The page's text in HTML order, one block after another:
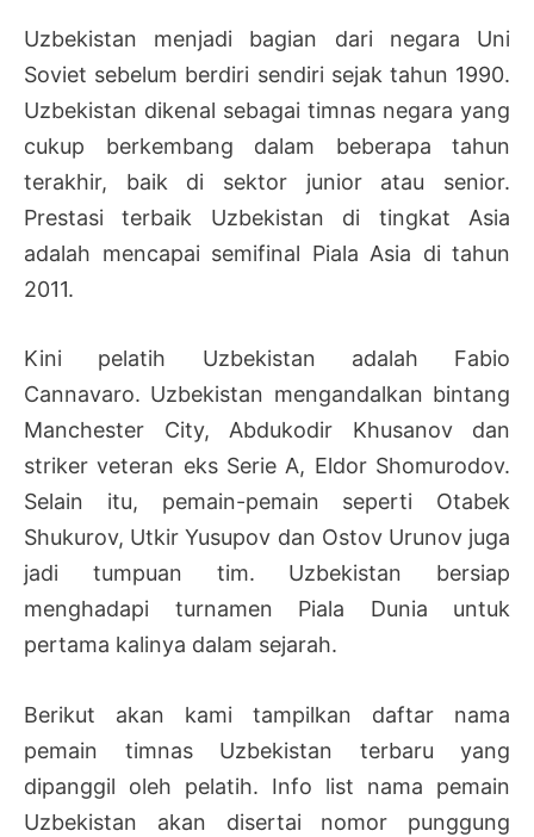
Uzbekistan menjadi bagian dari negara Uni
Soviet sebelum berdiri sendiri sejak tahun 1990.
Uzbekistan dikenal sebagai timnas negara yang
cukup berkembang dalam beberapa tahun
terakhir, baik di sektor junior atau senior.
Prestasi terbaik Uzbekistan di tingkat Asia
adalah mencapai semifinal Piala Asia di tahun
2011.
Kini pelatih Uzbekistan adalah Fabio
Cannavaro. Uzbekistan mengandalkan bintang
Manchester City, Abdukodir Khusanov dan
striker veteran eks Serie A, Eldor Shomurodov.
Selain itu, pemain-pemain seperti Otabek
Shukurov, Utkir Yusupov dan Ostov Urunov juga
jadi tumpuan tim. Uzbekistan bersiap
menghadapi turnamen Piala Dunia untuk
pertama kalinya dalam sejarah.
Berikut akan kami tampilkan daftar nama
pemain timnas Uzbekistan terbaru yang
dipanggil oleh pelatih. Info list nama pemain
Uzbekistan akan disertai nomor punggung